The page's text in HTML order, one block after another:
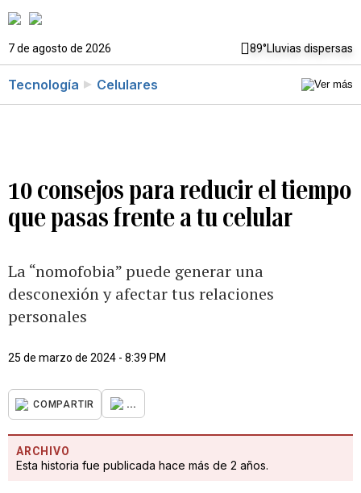
7 de agosto de 2026 89°Lluvias dispersas
Tecnología Celulares
10 consejos para reducir el tiempo
que pasas frente a tu celular
La “nomofobia” puede generar una
desconexión y afectar tus relaciones
personales
25 de marzo de 2024 - 8:39 PM
COMPARTIR ...
ARCHIVO
Esta historia fue publicada hace más de 2 años.